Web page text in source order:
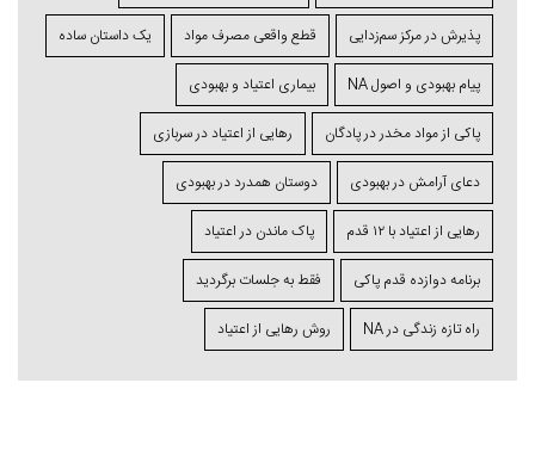
پذیرش در مرکز سم‌زدایی قطع واقعی مصرف مواد یک داستان ساده
پیام بهبودی و اصول NA بیماری اعتیاد و بهبودی
پاکی از مواد مخدر در پادگان رهایی از اعتیاد در سربازی
دعای آرامش در بهبودی دوستان همدرد در بهبودی
رهایی از اعتیاد با ۱۲ قدم پاک ماندن در اعتیاد
برنامه دوازده قدم پاکی فقط به جلسات برگردید
راه تازه زندگی در NA روش رهایی از اعتیاد